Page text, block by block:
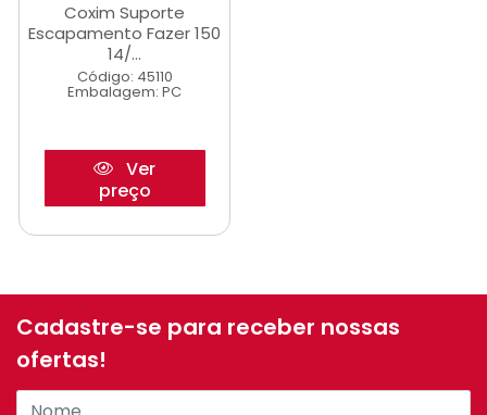
Coxim Suporte
Escapamento Fazer 150
14/...
Código: 45110
Embalagem: PC
Ver
preço
Cadastre-se para receber nossas
ofertas!